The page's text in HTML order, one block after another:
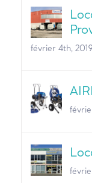
février 4th, 2019